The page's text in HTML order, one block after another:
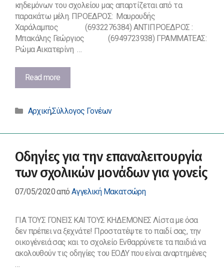
κηδεμόνων του σχολείου μας απαρτίζεται από τα
παρακάτω μέλη. ΠΡΟΕΔΡΟΣ: Μαυρουδής
Χαράλαμπος (6932276384) ΑΝΤΙΠΡΟΕΔΡΟΣ :
Μπακάλης Γεώργιος (6949723938) ΓΡΑΜΜΑΤΕΑΣ:
Ρώμα Αικατερίνη …
Read moreΣύλλογος
γονέων
κηδεμόνων
1ου
Φλώρινας
σχολικό
έτος
2021-
Κατηγορίες
Αρχική,Σύλλογος Γονέων
Οδηγίες για την επαναλειτουργία
των σχολικών μονάδων για γονείς
07/05/2020απόΑγγελική Μακατσώρη
ΓΙΑ ΤΟΥΣ ΓΟΝΕΙΣ ΚΑΙ ΤΟΥΣ ΚΗΔΕΜΟΝΕΣ Λίστα με όσα
δεν πρέπει να ξεχνάτε! Προστατέψτε το παιδί σας, την
οικογένειά σας και το σχολείο Ενθαρρύνετε τα παιδιά να
ακολουθούν τις οδηγίες του ΕΟΔΥ που είναι αναρτημένες
…